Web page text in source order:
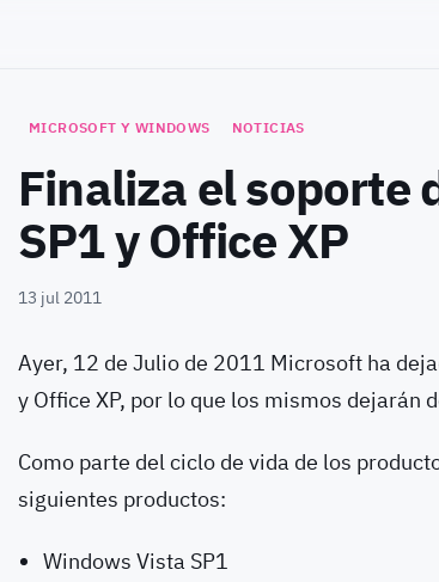
MICROSOFT Y WINDOWS NOTICIAS
Finaliza el soporte
SP1 y Office XP
13 jul 2011
Ayer, 12 de Julio de 2011 Microsoft ha
y Office XP, por lo que los mismos dejarán
Como parte del ciclo de vida de los
siguientes productos:
Windows Vista SP1